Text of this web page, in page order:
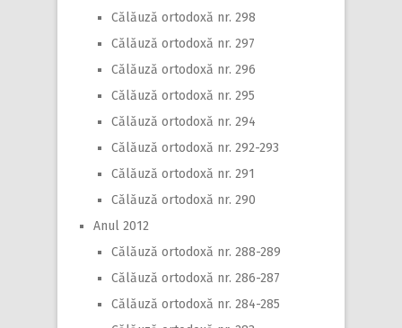
Călăuză ortodoxă nr. 298
Călăuză ortodoxă nr. 297
Călăuză ortodoxă nr. 296
Călăuză ortodoxă nr. 295
Călăuză ortodoxă nr. 294
Călăuză ortodoxă nr. 292-293
Călăuză ortodoxă nr. 291
Călăuză ortodoxă nr. 290
Anul 2012
Călăuză ortodoxă nr. 288-289
Călăuză ortodoxă nr. 286-287
Călăuză ortodoxă nr. 284-285